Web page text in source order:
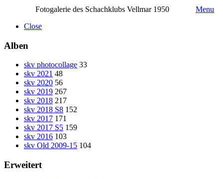
Fotogalerie des Schachklubs Vellmar 1950
Menu
Close
Alben
skv photocollage 33
skv 2021 48
skv 2020 56
skv 2019 267
skv 2018 217
skv 2018 S8 152
skv 2017 171
skv 2017 S5 159
skv 2016 103
skv Old 2009-15 104
Erweitert